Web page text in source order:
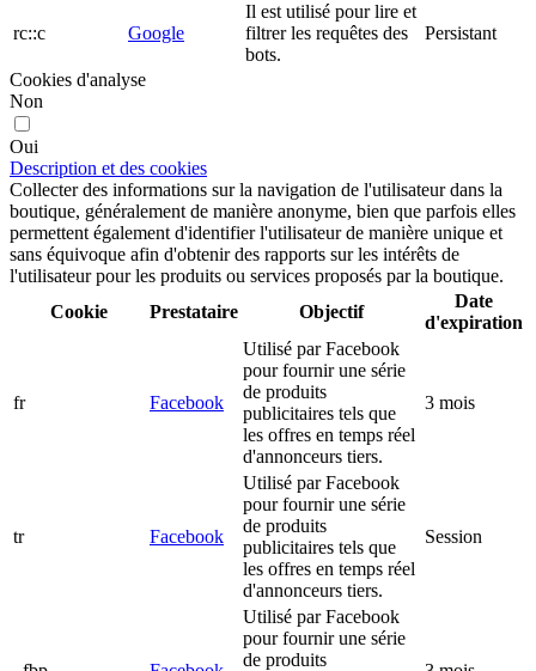
rc::c Google
Il est utilisé pour lire et
filtrer les requêtes des
bots.
Persistant
Cookies d'analyse
Non
Oui
Description et des cookies
Collecter des informations sur la navigation de l'utilisateur dans la
boutique, généralement de manière anonyme, bien que parfois elles
permettent également d'identifier l'utilisateur de manière unique et
sans équivoque afin d'obtenir des rapports sur les intérêts de
l'utilisateur pour les produits ou services proposés par la boutique.
Cookie
Prestataire Objectif
Date
d'expiration
fr Facebook
Utilisé par Facebook
pour fournir une série
de produits
publicitaires tels que
les offres en temps réel
d'annonceurs tiers.
3 mois
tr Facebook
Utilisé par Facebook
pour fournir une série
de produits
publicitaires tels que
les offres en temps réel
d'annonceurs tiers.
Session
Utilisé par Facebook
pour fournir une série
de produits